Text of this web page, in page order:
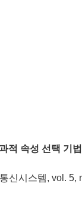
적 속성 선택 기
신시스템, vol. 5,